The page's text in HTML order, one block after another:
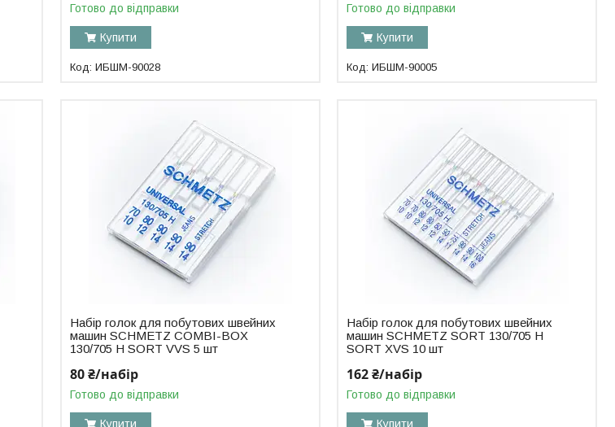
Готово до відправки
Купити
ИБШМ-90028
Готово до відправки
Купити
ИБШМ-90005
Набір голок для побутових швейних
машин SCHMETZ COMBI-BOX
130/705 H SORT VVS 5 шт
80 ₴/набір
Готово до відправки
Купити
Набір голок для побутових швейних
машин SCHMETZ SORT 130/705 H
SORT XVS 10 шт
162 ₴/набір
Готово до відправки
Купити